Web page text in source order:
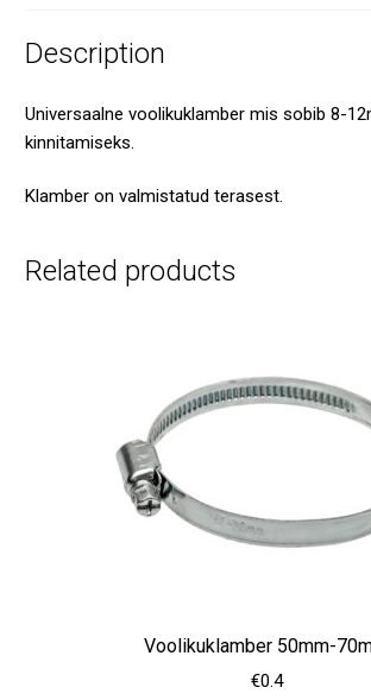
Description
Universaalne voolikuklamber mis sobib 8-
kinnitamiseks.
Klamber on valmistatud terasest.
Related products
Voolikuklamber 50mm-
€0.4